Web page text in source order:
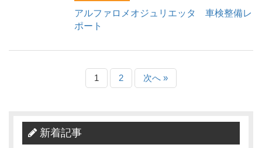
アルファロメオジュリエッタ 車検整備レ
ポート
1 2 次へ »
新着記事